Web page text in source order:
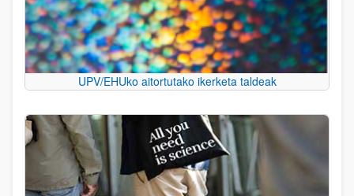
UPV/EHUko aitortutako ikerketa taldeak